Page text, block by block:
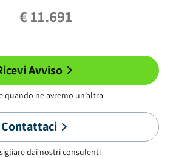
€11.691
Avviso
quando ne avremo un’altra
Contattaci
dai nostri consulenti